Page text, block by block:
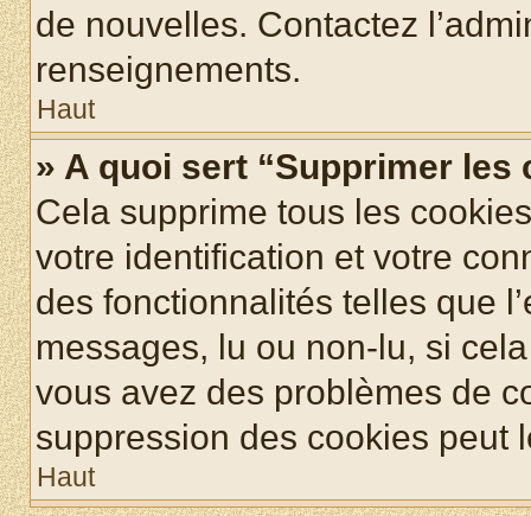
de nouvelles. Contactez
renseignements.
Haut
» A quoi sert “Supprimer les
Cela supprime tous les
votre identification et votre
des fonctionnalités telles que
messages, lu ou non-lu, si
vous avez des problèmes de
suppression des cookies peut
Haut